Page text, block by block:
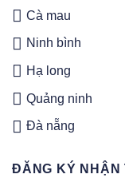
Cà mau
Ninh bình
Hạ long
Quảng ninh
Đà nẵng
ĐĂNG KÝ NHẬN